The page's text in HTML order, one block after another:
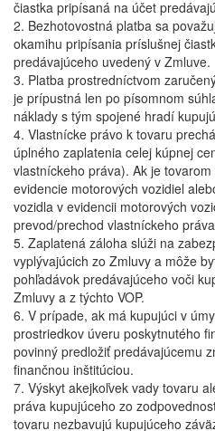
čiastka pripísaná na účet
2. Bezhotovostná platba sa
okamihu pripísania príslušnej
predávajúceho uvedený v Zmluve.
3. Platba prostredníctvom
je prípustná len po písomnom
náklady s tým spojené hradí
4. Vlastnícke právo k tovaru
úplného zaplatenia celej kúpnej
vlastníckeho práva). Ak je
evidencie motorových vozidiel
vozidla v evidencii motorových
prevod/prechod vlastníckeho
5. Zaplatená záloha slúži na
vyplývajúcich zo Zmluvy a môže
pohľadávok predávajúceho voči
Zmluvy a z týchto VOP.
6. V prípade, ak má kupujúci v
prostriedkov úveru poskytnutého
povinný predložiť predávajúcemu
finančnou inštitúciou.
7. Výskyt akejkoľvek vady tovaru
práva kupujúceho zo
tovaru nezbavujú kupujúceho